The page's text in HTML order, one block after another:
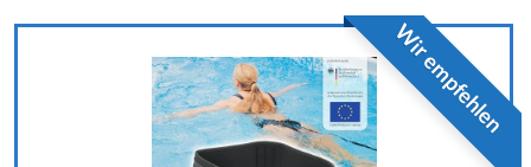
Wir empfehlen